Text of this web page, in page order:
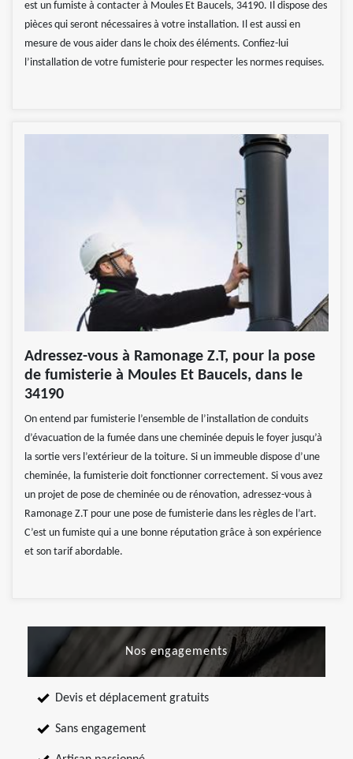
est un fumiste à contacter à Moules Et Baucels, 34190. Il dispose des
pièces qui seront nécessaires à votre installation. Il est aussi en
mesure de vous aider dans le choix des éléments. Confiez-lui
l’installation de votre fumisterie pour respecter les normes requises.
Adressez-vous à Ramonage Z.T, pour la pose
de fumisterie à Moules Et Baucels, dans le
34190
On entend par fumisterie l’ensemble de l’installation de conduits
d’évacuation de la fumée dans une cheminée depuis le foyer jusqu’à
la sortie vers l’extérieur de la toiture. Si un immeuble dispose d’une
cheminée, la fumisterie doit fonctionner correctement. Si vous avez
un projet de pose de cheminée ou de rénovation, adressez-vous à
Ramonage Z.T pour une pose de fumisterie dans les règles de l’art.
C’est un fumiste qui a une bonne réputation grâce à son expérience
et son tarif abordable.
Nos engagements
Devis et déplacement gratuits
Sans engagement